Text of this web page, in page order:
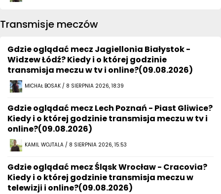
Transmisje meczów
Gdzie oglądać mecz Jagiellonia Białystok -
Widzew Łódź? Kiedy i o której godzinie
transmisja meczu w tv i online?(09.08.2026)
MICHAŁ BOSAK / 8 SIERPNIA 2026, 18:39
Gdzie oglądać mecz Lech Poznań - Piast Gliwice?
Kiedy i o której godzinie transmisja meczu w tv i
online?(09.08.2026)
KAMIL WOJTALA / 8 SIERPNIA 2026, 15:53
Gdzie oglądać mecz Śląsk Wrocław - Cracovia?
Kiedy i o której godzinie transmisja meczu w
telewizji i online?(09.08.2026)